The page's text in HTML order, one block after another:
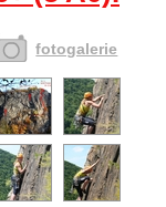
fotogalerie